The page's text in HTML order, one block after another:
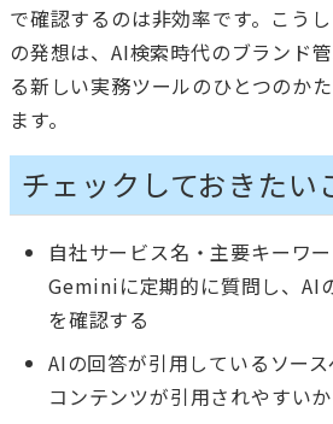
で確認するのは非効率です。こう
の発想は、AI検索時代のブランド
る新しい実務ツールのひとつのか
ます。
チェックしておきたい
自社サービス名・主要キーワ
Geminiに定期的に質問し、AI
を確認する
AIの回答が引用しているソー
コンテンツが引用されやすい